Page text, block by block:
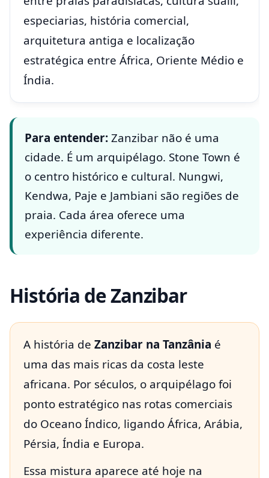
especiarias, história comercial,
arquitetura antiga e localização
estratégica entre África, Oriente Médio e
Índia.
Para entender:Zanzibar não é uma
cidade. É um arquipélago. Stone Town é
o centro histórico e cultural. Nungwi,
Kendwa, Paje e Jambiani são regiões de
praia. Cada área oferece uma
experiência diferente.
História de Zanzibar
A história de Zanzibar na Tanzânia é
uma das mais ricas da costa leste
africana. Por séculos, o arquipélago foi
ponto estratégico nas rotas comerciais
do Oceano Índico, ligando África, Arábia,
Pérsia, Índia e Europa.
Essa mistura aparece até hoje na